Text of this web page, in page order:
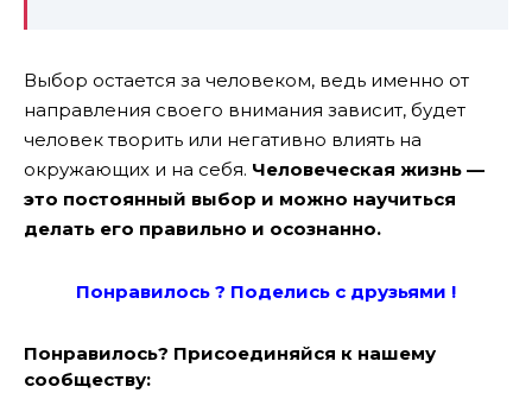
Выбор остается за человеком, ведь именно от
направления своего внимания зависит, будет
человек творить или негативно влиять на
окружающих и на себя. Человеческая жизнь —
это постоянный выбор и можно научиться
делать его правильно и осознанно.
Понравилось ? Поделись с друзьями !
Понравилось? Присоединяйся к нашему
сообществу: